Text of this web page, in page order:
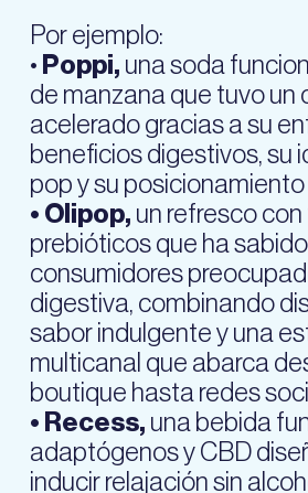
Por ejemplo:
• Poppi, una soda
de manzana que tuvo un
acelerado gracias a su
beneficios digestivos, su
pop y su posicionamiento
• Olipop, un refresco con
prebióticos que ha
consumidores
digestiva, combinando
sabor indulgente y una
multicanal que abarca
boutique hasta redes
• Recess, una bebida
adaptógenos y CBD
inducir relajación sin